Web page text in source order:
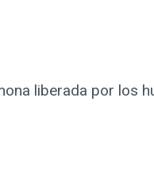
liberada por los